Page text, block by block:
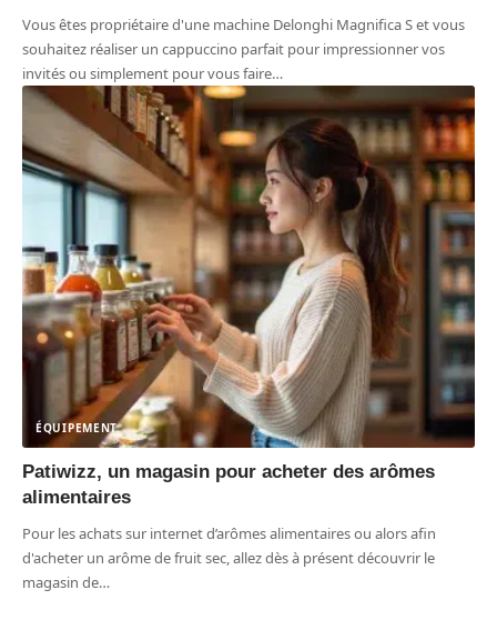
Vous êtes propriétaire d'une machine Delonghi Magnifica S et vous
souhaitez réaliser un cappuccino parfait pour impressionner vos
invités ou simplement pour vous faire…
ÉQUIPEMENT
Patiwizz, un magasin pour acheter des arômes
alimentaires
Pour les achats sur internet d’arômes alimentaires ou alors afin
d'acheter un arôme de fruit sec, allez dès à présent découvrir le
magasin de…